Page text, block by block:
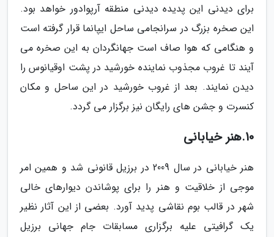
برای دیدنی این پدیده دیدنی منطقه آرپوادور خواهد بود.
این صخره بزرگ در سرانجامی ساحل ایپانما قرار گرفته است
و هنگامی که هوا صاف است جهانگردان به این صخره می
آیند تا غروب مجذوب نماینده خورشید در پشت اوقیانوس را
دیدن نمایند. بعد از غروب خورشید در این ساحل و مکان
کنسرت و جشن های رایگان نیز برگزار می گردد.
10.هنر خیابانی
هنر خیابانی در سال 2009 در برزیل قانونی شد و همین امر
موجی از خلاقیت و هنر را برای پوشاندن دیوارهای خالی
شهر در قالب بوم نقاشی پدید آورد. بعضی از این آثار نظیر
یک گرافیتی علیه برگزاری مسابقات جام جهانی برزیل